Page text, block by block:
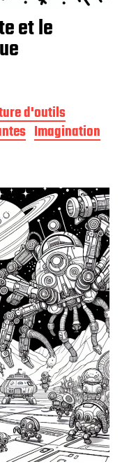
et le
d'outils
Imagination